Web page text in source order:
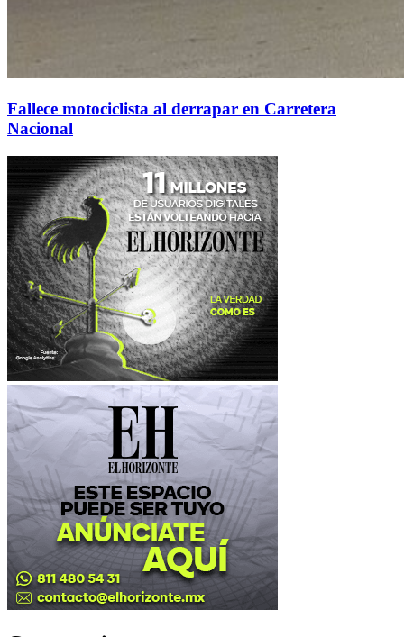
Fallece motociclista al derrapar en Carretera
Nacional